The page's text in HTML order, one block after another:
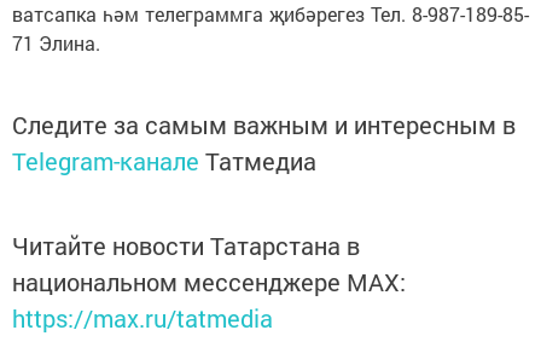
ватсапка һәм телеграммга җибәрегез Тел. 8-987-189-85-
71 Элина.
Следите за самым важным и интересным в
Telegram-канале Татмедиа
Читайте новости Татарстана в
национальном мессенджере MАХ:
https://max.ru/tatmedia